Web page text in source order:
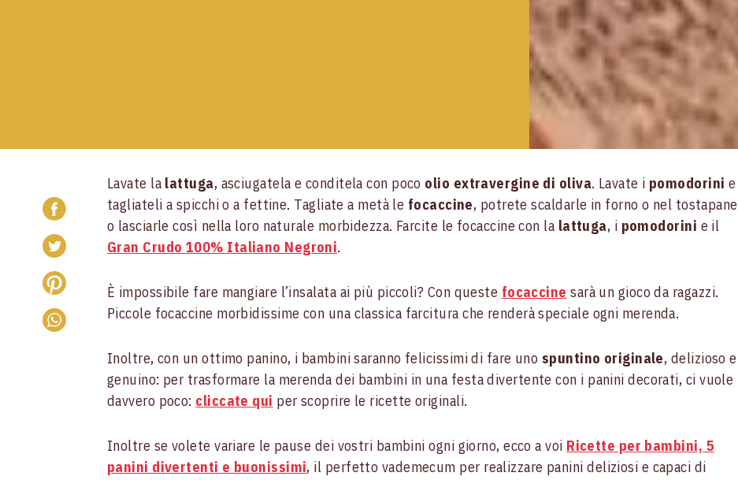
Lavate la lattuga, asciugatela e conditela con poco olio extravergine di oliva. Lavate i pomodorini e
tagliateli a spicchi o a fettine. Tagliate a metà le focaccine, potrete scaldarle in forno o nel tostapane
o lasciarle così nella loro naturale morbidezza. Farcite le focaccine con la lattuga, i pomodorini e il
Gran Crudo 100% Italiano Negroni.
È impossibile fare mangiare l’insalata ai più piccoli? Con queste focaccine sarà un gioco da ragazzi.
Piccole focaccine morbidissime con una classica farcitura che renderà speciale ogni merenda.
Inoltre, con un ottimo panino, i bambini saranno felicissimi di fare uno spuntino originale, delizioso e
genuino: per trasformare la merenda dei bambini in una festa divertente con i panini decorati, ci vuole
davvero poco: cliccate qui per scoprire le ricette originali.
Inoltre se volete variare le pause dei vostri bambini ogni giorno, ecco a voi Ricette per bambini, 5
panini divertenti e buonissimi, il perfetto vademecum per realizzare panini deliziosi e capaci di